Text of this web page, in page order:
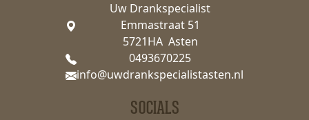
Uw Drankspecialist
Emmastraat 51
5721HA Asten
0493670225
info@uwdrankspecialistasten.nl
SOCIALS